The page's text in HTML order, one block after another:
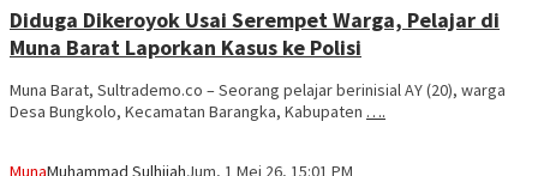
Diduga Dikeroyok Usai Serempet Warga, Pelajar di
Muna Barat Laporkan Kasus ke Polisi
Muna Barat, Sultrademo.co – Seorang pelajar berinisial AY (20), warga
Desa Bungkolo, Kecamatan Barangka, Kabupaten ….
MunaMuhammad SulhijahJum, 1 Mei 26, 15:01 PM